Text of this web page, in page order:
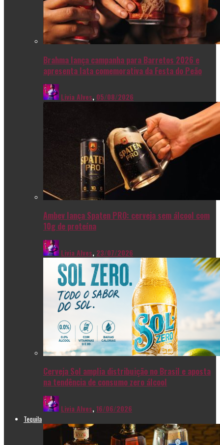
Brahma lança campanha para Barretos 2026 e
apresenta lata comemorativa da Festa do Peão
Livia Alves, 05/08/2026
Ambev lança Spaten PRO: cerveja sem álcool com
10g de proteína
Livia Alves, 23/07/2026
Cerveja Sol amplia distribuição no Brasil e aposta
na tendência de consumo zero álcool
Livia Alves,16/06/2026
Tequila